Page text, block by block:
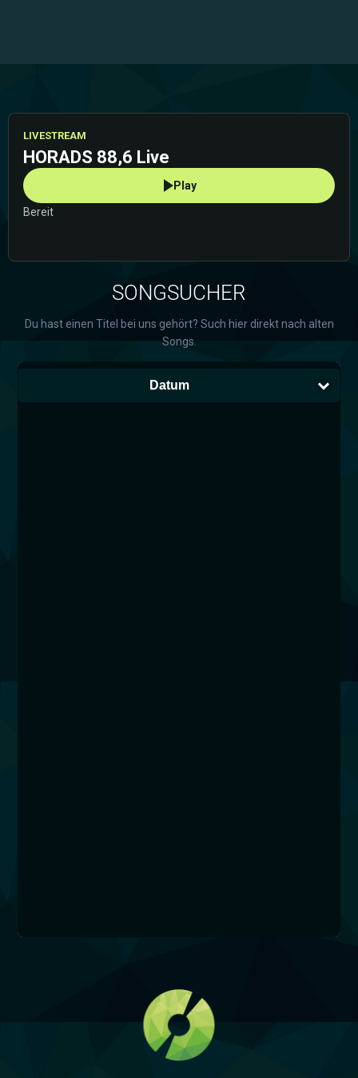
LIVESTREAM
HORADS 88,6 Live
Play
Bereit
SONGSUCHER
Du hast einen Titel bei uns gehört? Such hier direkt nach alten
Songs.